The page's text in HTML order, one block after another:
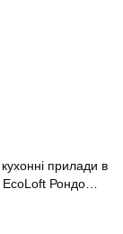
прилади в
EcoLoft Рондо